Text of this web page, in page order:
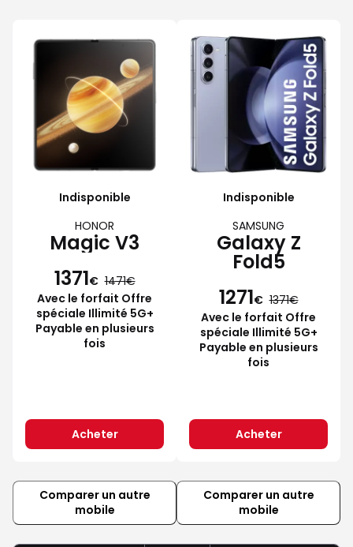
Indisponible
HONOR
Magic V3
1371€ 1471
Avec le forfait Offre
spéciale Illimité 5G+
Payable en plusieurs
fois
Acheter
Indisponible
SAMSUNG
Galaxy Z
Fold5
1271€ 1371
Avec le forfait Offre
spéciale Illimité 5G+
Payable en plusieurs
fois
Acheter
Comparer un autre
mobile
Comparer un autre
mobile